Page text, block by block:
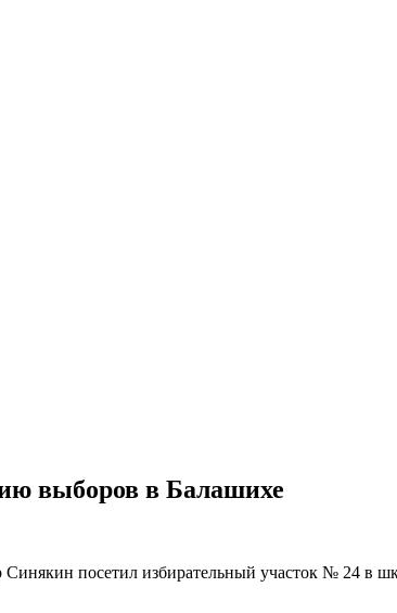
выборов в Балашихе
посетил избирательный участок № 24 в